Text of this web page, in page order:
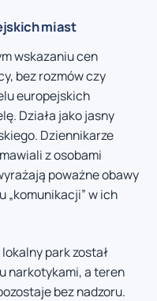
miast
wskazaniu cen
bez rozmów czy
europejskich
Działa jako jasny
Dziennikarze
z osobami
poważne obawy
„komunikacji” w ich
park został
narkotykami, a teren
bez nadzoru.